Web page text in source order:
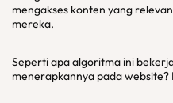
mengakses konten yang
mereka.
Seperti apa algoritma ini
menerapkannya pada website?